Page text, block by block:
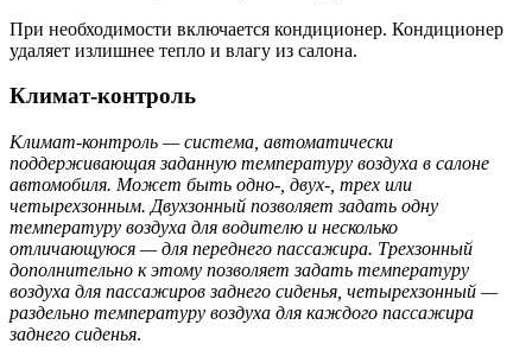
При необходимости включается кондиционер. Кондиционер
удаляет излишнее тепло и влагу из салона.
Климат-контроль
Климат-контроль — система, автоматически
поддерживающая заданную температуру воздуха в салоне
автомобиля. Может быть одно-, двух-, трех или
четырехзонным. Двухзонный позволяет задать одну
температуру воздуха для водителю и несколько
отличающуюся — для переднего пассажира. Трехзонный
дополнительно к этому позволяет задать температуру
воздуха для пассажиров заднего сиденья, четырехзонный —
раздельно температуру воздуха для каждого пассажира
заднего сиденья.